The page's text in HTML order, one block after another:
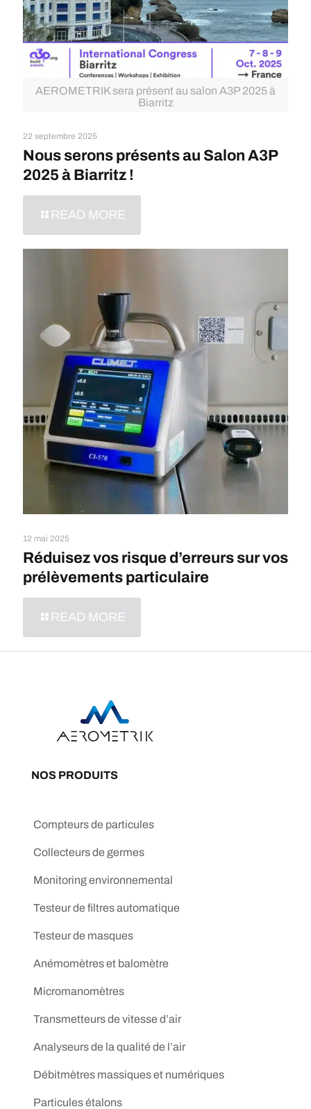
AEROMETRIK sera présent au salon A3P 2025 à
Biarritz
22 septembre 2025
Nous serons présents au Salon A3P
2025 à Biarritz !
READ MORE
12 mai 2025
Réduisez vos risque d’erreurs sur vos
prélèvements particulaire
READ MORE
NOS PRODUITS
Compteurs de particules
Collecteurs de germes
Monitoring environnemental
Testeur de filtres automatique
Testeur de masques
Anémomètres et balomètre
Micromanomètres
Transmetteurs de vitesse d’air
Analyseurs de la qualité de l’air
Débitmètres massiques et numériques
Particules étalons